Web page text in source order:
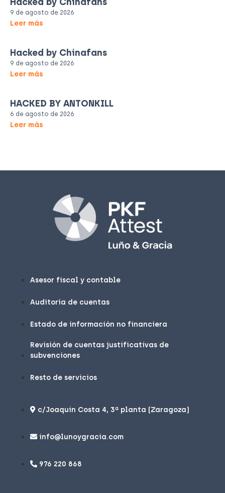
9 de agosto de 2026
Leer más
Hacked by Chinafans
9 de agosto de 2026
Leer más
HACKED BY ANTONKILL
6 de agosto de 2026
Leer más
Asesor fiscal y contable
Auditoría de cuentas
Estado de información no financiera
Revisión de cuentas justificativas de
subvenciones
Resto de servicios
c/Joaquin Costa 4, 3ª planta (Zaragoza)
info@lunoygracia.com
976 220 868